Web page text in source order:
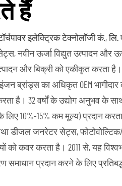
हैं
इलेक्ट्रिक टेक्नोलॉजी कं., लि.
नवीन ऊर्जा विद्युत उत्पादन और
और बिक्री को एकीकृत करता है।
ब्रांड्स का अधिकृत OEM भागीदार
है। 32 वर्षों के उद्योग अनुभव के
10%-15% कम मूल्य) प्रदान
डीजल जनरेटर सेट्स,
को कवर करता है। 2011 से, यह
समाधान प्रदान करने के लिए